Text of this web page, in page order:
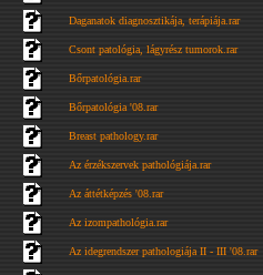
Daganatok diagnosztikája, terápiája.rar
Csont patológia, lágyrész tumorok.rar
Bőrpatológia.rar
Bőrpatológia '08.rar
Breast pathology.rar
Az érzékszervek pathológiája.rar
Az áttétképzés '08.rar
Az izompathológia.rar
Az idegrendszer pathologiája II - III '08.rar